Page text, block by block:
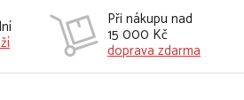
Při nákupu nad
15 000 Kč
doprava zdarma